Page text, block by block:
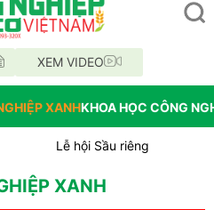
XEM VIDEO
XANHKHOA HỌC CÔNG
Sầu riêng Đắk Lắk 2026 là đòn
duy mới: Hỗ trợ người dân bỏ
XANH